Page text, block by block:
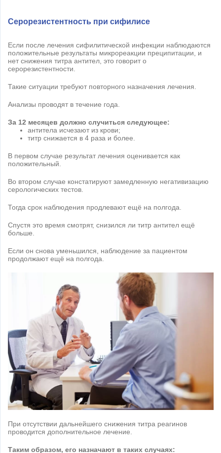
Серорезистентность при сифилисе
Если после лечения сифилитической инфекции наблюдаются
положительные результаты микрореакции преципитации, и
нет снижения титра антител, это говорит о
серорезистентности.
Такие ситуации требуют повторного назначения лечения.
Анализы проводят в течение года.
За 12 месяцев должно случиться следующее:
антитела исчезают из крови;
титр снижается в 4 раза и более.
В первом случае результат лечения оценивается как
положительный.
Во втором случае констатируют замедленную негативизацию
серологических тестов.
Тогда срок наблюдения продлевают ещё на полгода.
Спустя это время смотрят, снизился ли титр антител ещё
больше.
Если он снова уменьшился, наблюдение за пациентом
продолжают ещё на полгода.
При отсутствии дальнейшего снижения титра реагинов
проводится дополнительное лечение.
Таким образом, его назначают в таких случаях: